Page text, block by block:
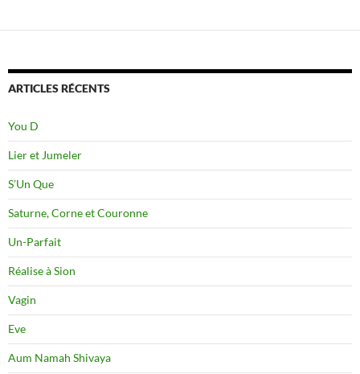
ARTICLES RÉCENTS
You D
Lier et Jumeler
S’Un Que
Saturne, Corne et Couronne
Un-Parfait
Réalise à Sion
Vagin
Eve
Aum Namah Shivaya